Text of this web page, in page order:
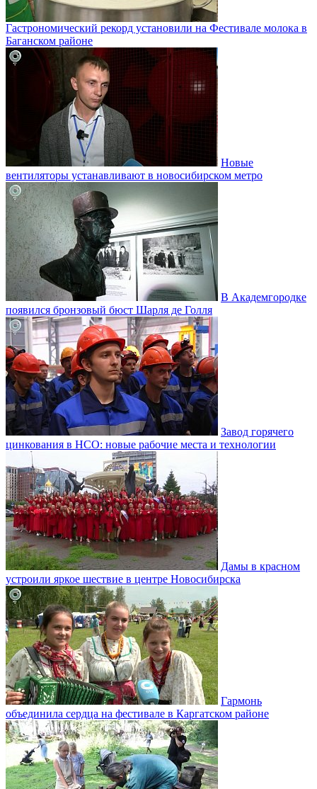
Гастрономический рекорд установили на Фестивале молока в
Баганском районе
Новые
вентиляторы устанавливают в новосибирском метро
В Академгородке
появился бронзовый бюст Шарля де Голля
Завод горячего
цинкования в НСО: новые рабочие места и технологии
Дамы в красном
устроили яркое шествие в центре Новосибирска
Гармонь
объединила сердца на фестивале в Каргатском районе